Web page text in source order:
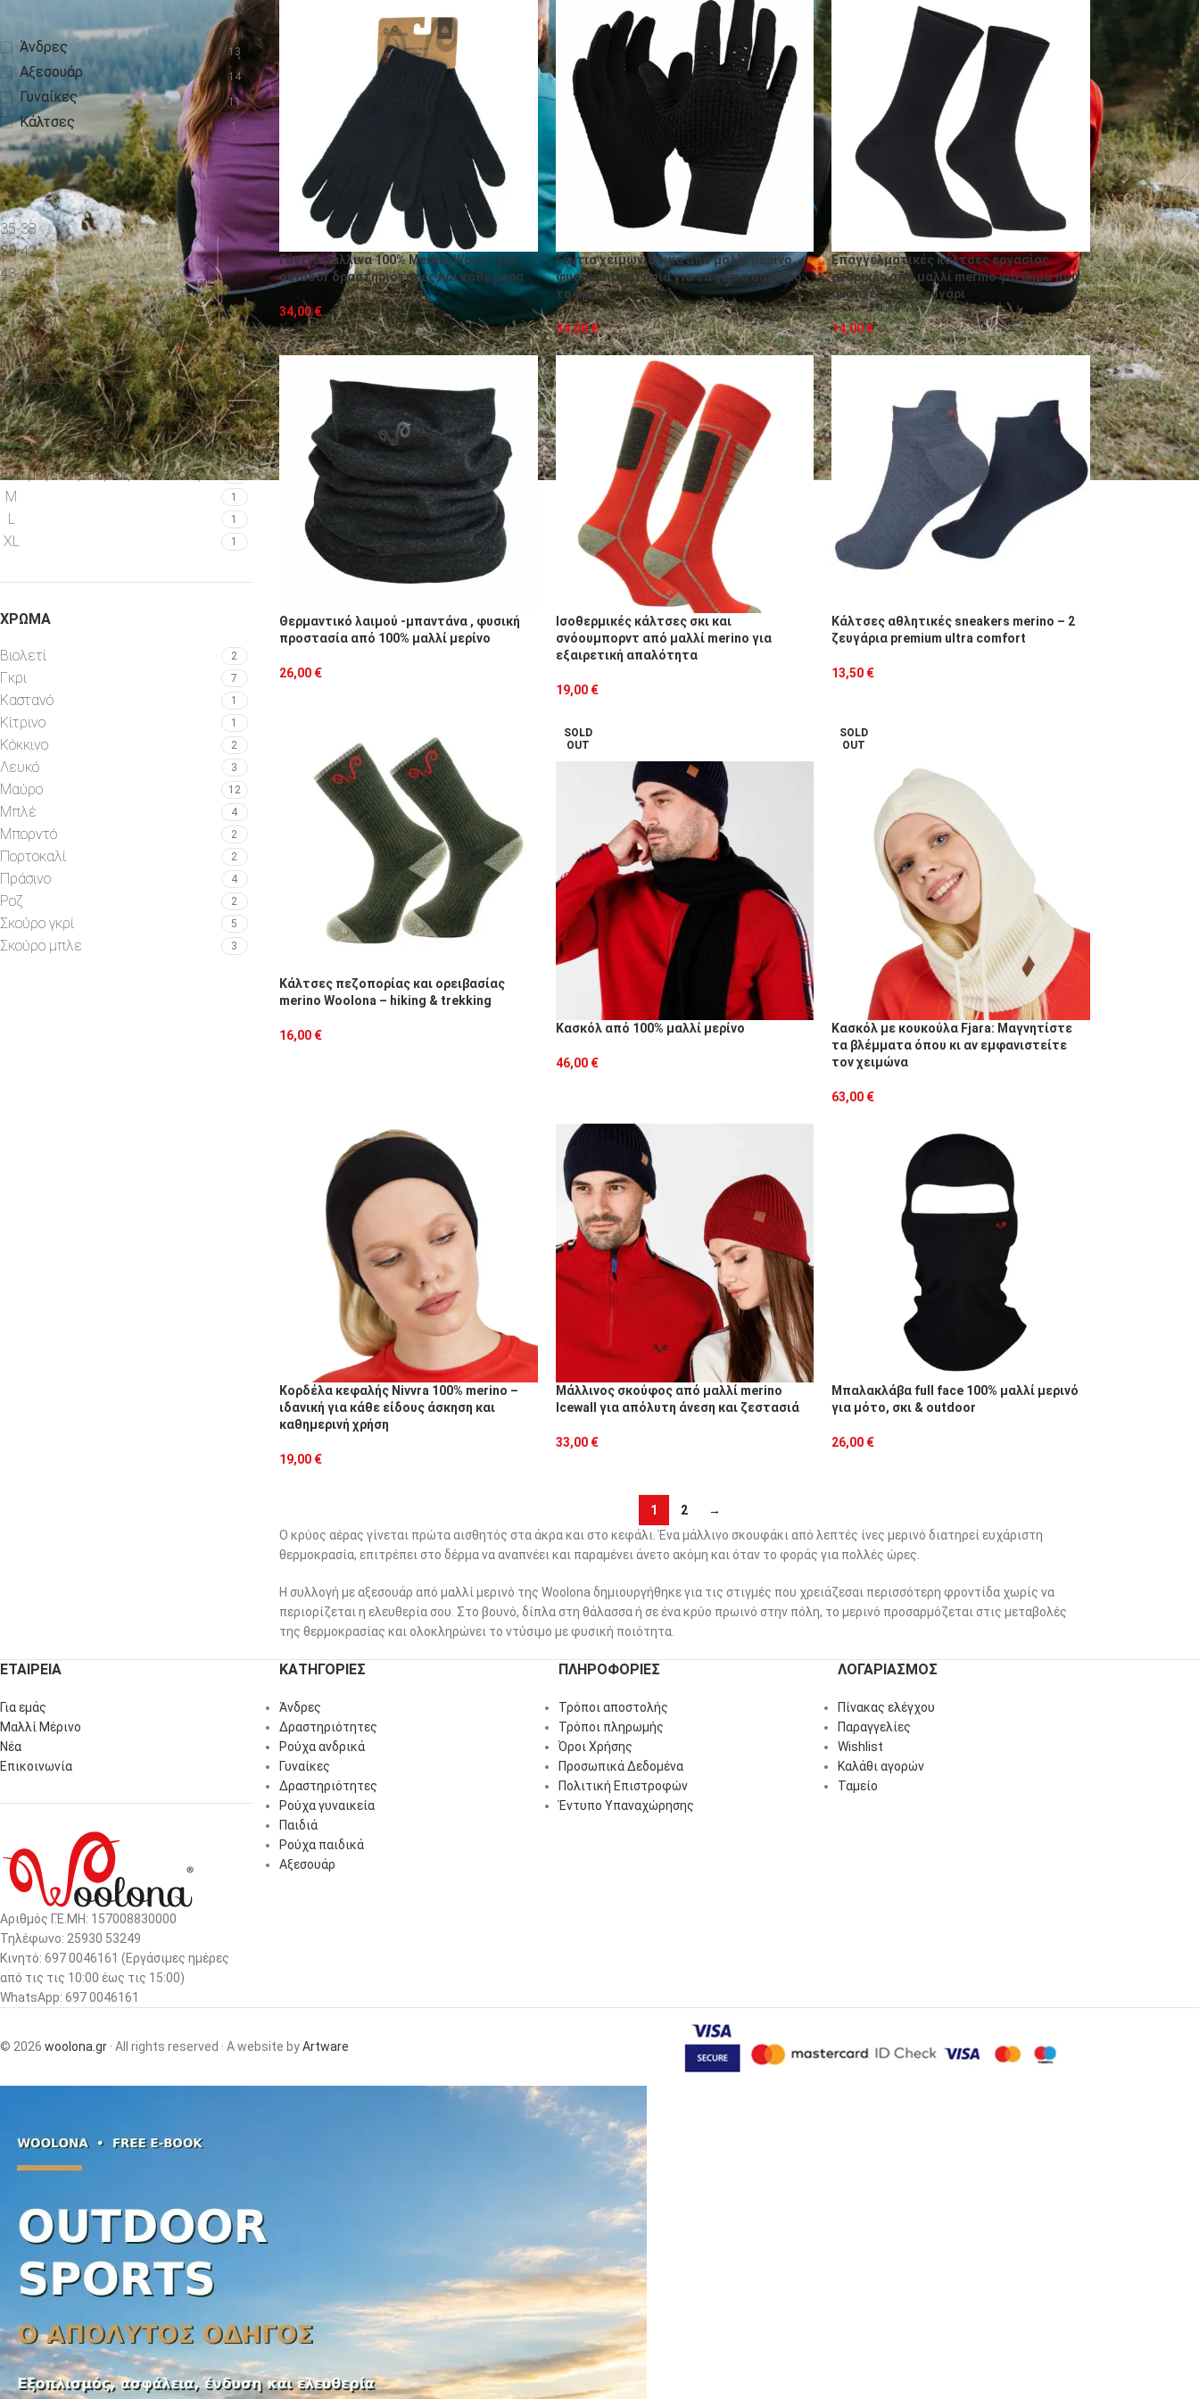
Άνδρες 13
Αξεσουάρ 14
Γυναίκες 11
Κάλτσες 1
ΜΈΓΕΘΟΣ
35-38 3
39-42 3
43-46 3
47-50 1
S (35-38) 1
Μ (39-42) 1
L (43-46) 1
S/M 1
L/XL 1
One size 1
Ένα μέγεθος 6
Ένα μέγεθος ταιριάζει σε όλους 1
M 1
L 1
XL 1
ΧΡΏΜΑ
Βιολετί 2
Γκρι 7
Καστανό 1
Κίτρινο 1
Κόκκινο 2
Λευκό 3
Μαύρο 12
Μπλέ 4
Μπορντό 2
Πορτοκαλί 2
Πράσινο 4
Ροζ 2
Σκούρο γκρί 5
Σκούρο μπλε 3
Γάντια μάλλινα 100% Merino Wool – για
οutdoor δραστηριότητες και κάθε μέρα
34,00€
Γάντια χειμωνιάτικα από μαλλί μερίνο,
φυσική προστασία για τα χέρια σου από
το κρύο
34,00€
Επαγγελματικές κάλτσες εργασίας
ανδρικές από μαλλί merino για βήμα που
αναπνέει-ένα ζευγάρι
14,00€
Θερμαντικό λαιμού -μπαντάνα , φυσική
προστασία από 100% μαλλί μερίνο
26,00 €
Ισοθερμικές κάλτσες σκι και
σνόουμπορντ από μαλλί merino για
εξαιρετική απαλότητα
19,00 €
Κάλτσες αθλητικές sneakers merino – 2
ζευγάρια premium ultra comfort
13,50 €
Κάλτσες πεζοπορίας και ορειβασίας
merino Woolona – hiking & trekking
16,00 €
SOLD
OUT
Κασκόλ από 100% μαλλί μερίνο
46,00 €
SOLD
OUT
Κασκόλ με κουκούλα Fjara: Μαγνητίστε
τα βλέμματα όπου κι αν εμφανιστείτε
τον χειμώνα
63,00 €
Κορδέλα κεφαλής Nivvra 100% merino –
ιδανική για κάθε είδους άσκηση και
καθημερινή χρήση
19,00 €
Μάλλινος σκούφος από μαλλί merino
Icewall για απόλυτη άνεση και ζεστασιά
33,00 €
Μπαλακλάβα full face 100% μαλλί μερινό
για μότο, σκι & outdoor
26,00 €
1 2
→
Ο κρύος αέρας γίνεται πρώτα αισθητός στα άκρα και στο κεφάλι. Ένα μάλλινο σκουφάκι από λεπτές ίνες μερινό διατηρεί ευχάριστη
θερμοκρασία, επιτρέπει στο δέρμα να αναπνέει και παραμένει άνετο ακόμη και όταν το φοράς για πολλές ώρες.
Η συλλογή με αξεσουάρ από μαλλί μερινό της Woolona δημιουργήθηκε για τις στιγμές που χρειάζεσαι περισσότερη φροντίδα χωρίς να
περιορίζεται η ελευθερία σου. Στο βουνό, δίπλα στη θάλασσα ή σε ένα κρύο πρωινό στην πόλη, το μερινό προσαρμόζεται στις μεταβολές
της θερμοκρασίας και ολοκληρώνει το ντύσιμο με φυσική ποιότητα.
ΕΤΑΙΡΕΙΑ
Για εμάς
Μαλλί Μέρινο
Νέα
Επικοινωνία
Αριθμός Γ.Ε.ΜΗ: 157008830000
Τηλέφωνο: 25930 53249
Κινητό: 697 0046161 (Eργάσιμες ημέρες
από τις τις 10:00 έως τις 15:00)
WhatsApp: 697 0046161
ΚΑΤΗΓΟΡΙΕΣ
Άνδρες
Δραστηριότητες
Ρούχα ανδρικά
Γυναίκες
Δραστηριότητες
Ρούχα γυναικεία
Παιδιά
Ρούχα παιδικά
Αξεσουάρ
ΠΛΗΡΟΦΟΡΊΕΣ
Τρόποι αποστολής
Τρόποι πληρωμής
Όροι Χρήσης
Προσωπικά Δεδομένα
Πολιτική Επιστροφών
Έντυπο Υπαναχώρησης
ΛΟΓΑΡΙΑΣΜΌΣ
Πίνακας ελέγχου
Παραγγελίες
Wishlist
Καλάθι αγορών
Ταμείο
© 2026 woolona.gr · All rights reserved · A website byArtware